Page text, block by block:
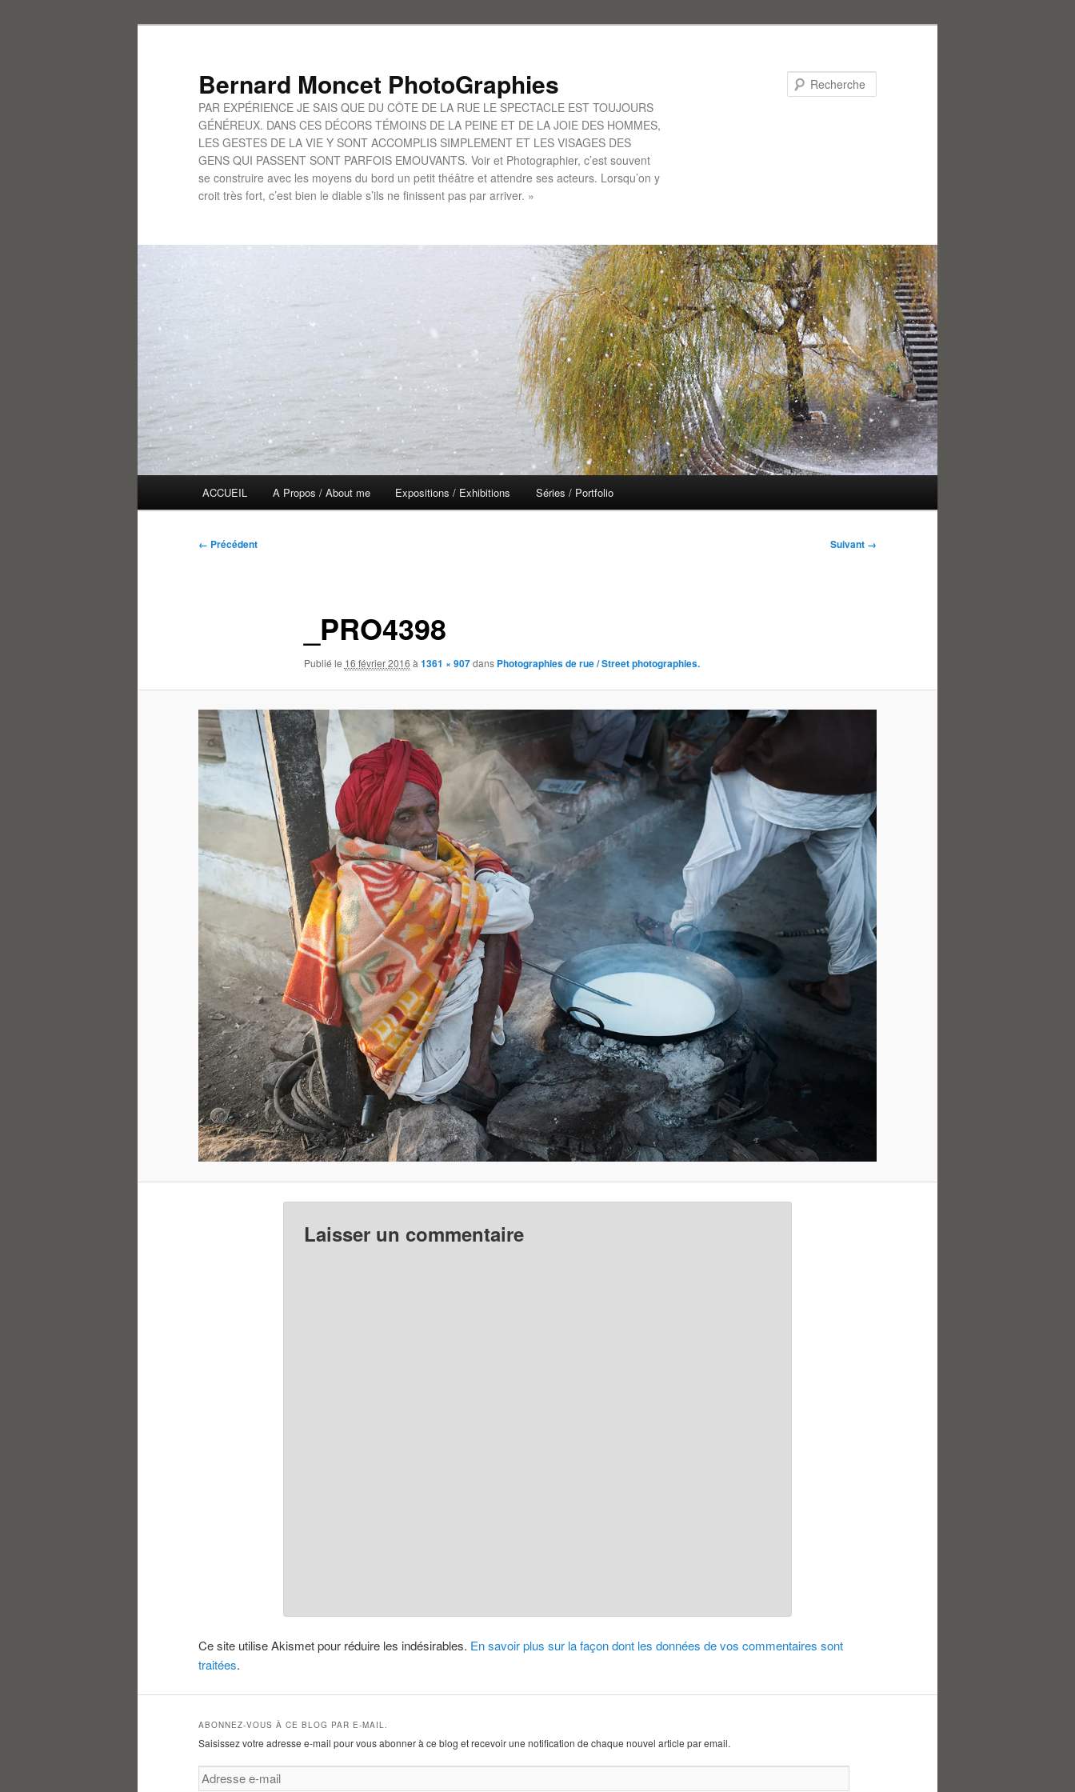
Bernard Moncet PhotoGraphies
PAR EXPÉRIENCE JE SAIS QUE DU CÔTE DE LA RUE LE SPECTACLE EST TOUJOURS
GÉNÉREUX. DANS CES DÉCORS TÉMOINS DE LA PEINE ET DE LA JOIE DES HOMMES,
LES GESTES DE LA VIE Y SONT ACCOMPLIS SIMPLEMENT ET LES VISAGES DES
GENS QUI PASSENT SONT PARFOIS EMOUVANTS. Voir et Photographier, c’est souvent
se construire avec les moyens du bord un petit théâtre et attendre ses acteurs. Lorsqu’on y
croit très fort, c’est bien le diable s’ils ne finissent pas par arriver. »
ACCUEIL A Propos / About me Expositions / Exhibitions Séries / Portfolio
Navigation
← Précédent Suivant →
_PRO4398
Publié le 16 février 2016 à 1361 × 907dans Photographies de rue / Street photographies.
Laisser un commentaire
Ce site utilise Akismet pour réduire les indésirables. En savoir plus sur la façon dont les données de vos commentaires sont
traitées.
ABONNEZ-VOUS À CE BLOG PAR E-MAIL.
Saisissez votre adresse e-mail pour vous abonner à ce blog et recevoir une notification de chaque nouvel article par email.
Adresse
e-